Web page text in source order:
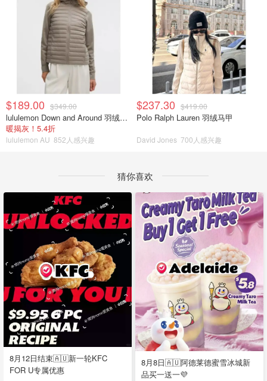
$189.00 $349.00
lululemon Down and Around 羽绒夹克
暖揭灰！5.4折
lululemon AU 852人感兴趣
$237.30 $419.00
Polo Ralph Lauren 羽绒马甲
David Jones 700人感兴趣
猜你喜欢
8月12日结束🇦🇺新一轮KFC
FOR U专属优惠
8月8日🇦🇺阿德莱德蜜雪冰城新
品买一送一💜